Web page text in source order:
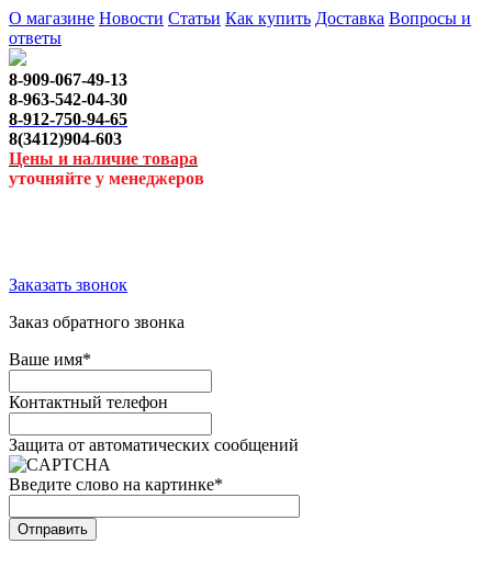
О магазине Новости Статьи Как купить Доставка Вопросы и
ответы
8-909-067-49-13
8-963-542-04-30
8-912-750-94-65
8(3412)904-603
Цены и наличие товара
уточняйте у менеджеров
Заказать звонок
Заказ обратного звонка
Ваше имя*
Контактный телефон
Защита от автоматических сообщений
Введите слово на картинке*